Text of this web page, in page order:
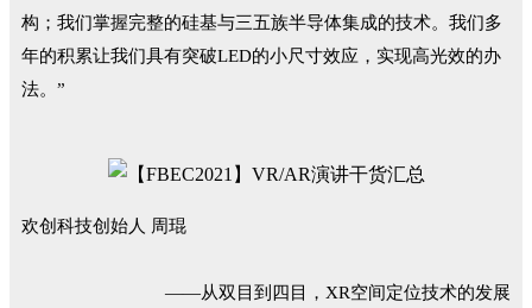
构；我们掌握完整的硅基与三五族半导体集成的技术。我们多
年的积累让我们具有突破LED的小尺寸效应，实现高光效的办
法。”
欢创科技创始人 周琨
——从双目到四目，XR空间定位技术的发展